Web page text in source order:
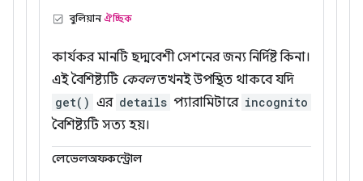
বুলিয়ানঐচ্ছিক
কার্যকর মানটি ছদ্মবেশী সেশনের জন্য নির্দিষ্ট কিনা।
এই বৈশিষ্ট্যটি কেবলতখনই উপস্থিত থাকবে যদি
get() এর details প্যারামিটারে incognito
বৈশিষ্ট্যটি সত্য হয়।
লেভেলঅফকন্ট্রোল